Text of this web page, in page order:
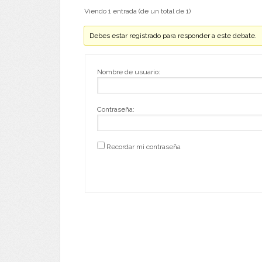
Viendo 1 entrada (de un total de 1)
Debes estar registrado para responder a este debate.
Nombre de usuario:
Contraseña:
Recordar mi contraseña